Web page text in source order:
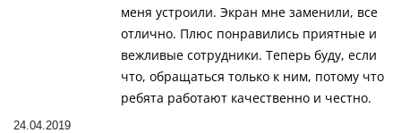
меня устроили. Экран мне заменили, все
отлично. Плюс понравились приятные и
вежливые сотрудники. Теперь буду, если
что, обращаться только к ним, потому что
ребята работают качественно и честно.
24.04.2019